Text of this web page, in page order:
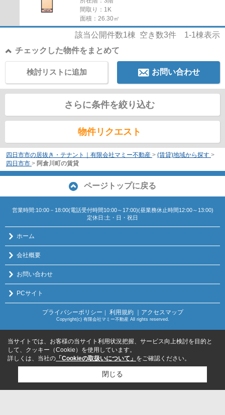
間取り：1K
面積：26.30㎡
該当公開件数1棟 空き数3件 1-1棟表示
チェックした物件をまとめて
お問い合わせ
検討リストに追加
さらに条件を絞り込む
物件リクエスト
四日市市の居抜き・テナント｜有限会社マミー不動産 > (賃貸)地域から探す >
四日市市 > 阿倉川町の賃貸
ページトップに戻る
営業時間:10:00－18:00(電話受付時間10:00～17:00)(昼業務休止時間12:00～13:00)
定休日:土・日・祝日
ホーム
会社概要
お問い合わせ
PCサイト
プライバシーポリシー ｜ 利用規約 ｜アクセスマップ
Copyright(c) 有限会社マミー不動産 All rights reserved.
当サイトでは、お客様の当サイト利用状況把握、サービス向上検討を目的と
して、クッキー（Cookie）を使用しています。
詳しくは、当社の 「Cookieの取扱いについて」 をご確認ください。
閉じる